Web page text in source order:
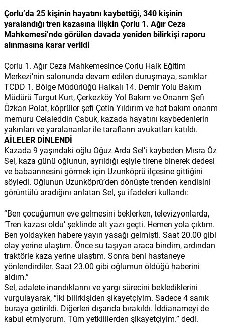
Çorlu’da 25 kişinin hayatını kaybettiği, 340 kişinin
yaralandığı tren kazasına ilişkin Çorlu 1. Ağır Ceza
Mahkemesi’nde görülen davada yeniden bilirkişi raporu
alınmasına karar verildi
Çorlu 1. Ağır Ceza Mahkemesince Çorlu Halk Eğitim
Merkezi’nin salonunda devam edilen duruşmaya, sanıklar
TCDD 1. Bölge Müdürlüğü Halkalı 14. Demir Yolu Bakım
Müdürü Turgut Kurt, Çerkezköy Yol Bakım ve Onarım Şefi
Özkan Polat, köprüler şefi Çetin Yıldırım ve hat bakım onarım
memuru Celaleddin Çabuk, kazada hayatını kaybedenlerin
yakınları ve yaralananlar ile tarafların avukatları katıldı.
AİLELER DİNLENDİ
Kazada 9 yaşındaki oğlu Oğuz Arda Sel’i kaybeden Mısra Öz
Sel, kaza günü oğlunun, ayrıldığı eşiyle tirene binerek dedesi
ve babaannesini görmek için Uzunköprü ilçesine gittiğini
söyledi. Oğlunun Uzunköprü’den dönüşte trenden kendisini
görüntülü aradığını anlatan Sel, şu ifadeleri kullandı:
“Ben çocuğumun eve gelmesini beklerken, televizyonlarda,
‘Tren kazası oldu’ şeklinde alt yazı geçti. Hemen yola çıktım.
Ben yoldayken habere yayın yasağı gelmişti. Saat 20.00 gibi
olay yerine ulaştım. Önce su taşıyan araca bindim, ardından
traktörle kaza yerine ulaştım. Sonra beni hastaneye
yönlendirdiler. Saat 23.00 gibi oğlumun öldüğü haberini
aldım.”
Sel, adalete inandıklarını ve yargı sürecini beklediklerini
vurgulayarak, “İki bilirkişiden şikayetçiyim. Sadece 4 sanık
buraya getirildi. Diğerleri dışarıda bırakıldı. İddianameyi de
kabul etmiyorum. Tüm yetkililerden şikayetçiyim.” dedi.